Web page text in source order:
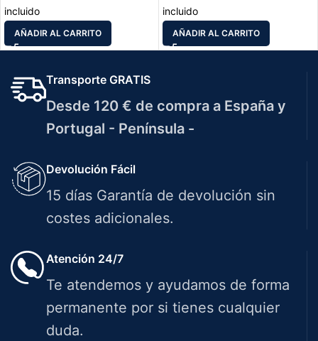
incluido
AÑADIR AL CARRITO
incluido
AÑADIR AL CARRITO
Transporte GRATIS
Desde 120 € de compra a España y
Portugal - Península -
Devolución Fácil
15 días Garantía de devolución sin
costes adicionales.
Atención 24/7
Te atendemos y ayudamos de forma
permanente por si tienes cualquier
duda.